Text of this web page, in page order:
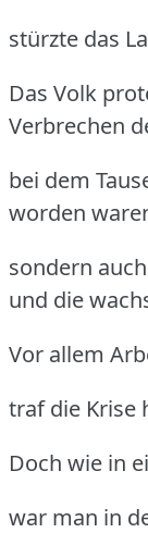
stürzte das
Das Volk
Verbrechen
bei dem
worden
sondern
und die
Vor allem
traf die Krise
Doch wie in
war man in